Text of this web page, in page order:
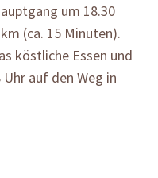
um 18.30
(ca. 15 Minuten).
köstliche Essen und
auf den Weg in